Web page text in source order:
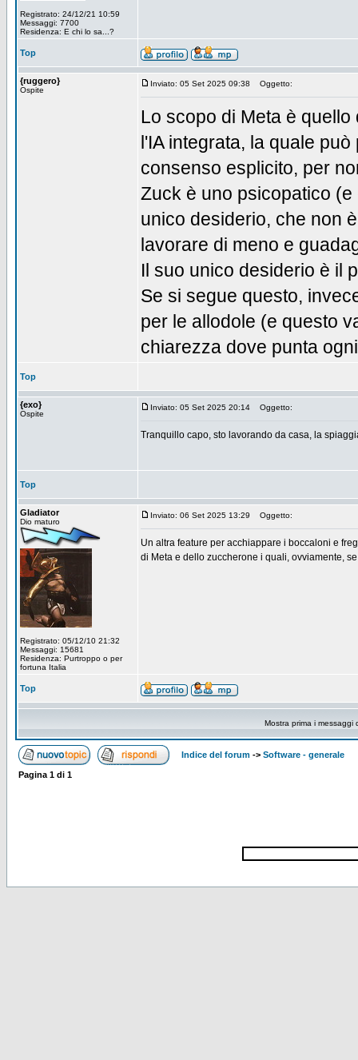
Registrato: 24/12/21 10:59
Messaggi: 7700
Residenza: E chi lo sa...?
Top
{ruggero}
Ospite
Inviato: 05 Set 2025 09:38 Oggetto:
Lo scopo di Meta è
l'IA integrata, la quale
consenso esplicito, per
Zuck è uno psicopatico
unico desiderio, che non
lavorare di meno e
Il suo unico desiderio è il
Se si segue questo,
per le allodole (e questo
chiarezza dove punta
Top
{exo}
Ospite
Inviato: 05 Set 2025 20:14 Oggetto:
Tranquillo capo, sto lavorando da casa, la
Top
Gladiator
Dio maturo
Registrato: 05/12/10 21:32
Messaggi: 15681
Residenza: Purtroppo o per
fortuna Italia
Inviato: 06 Set 2025 13:29 Oggetto:
Un altra feature per acchiappare i boccaloni e
di Meta e dello zuccherone i quali, ovviamente,
Top
Mostra prima i messaggi
Indice del forum -> Software - generale
Pagina 1 di 1